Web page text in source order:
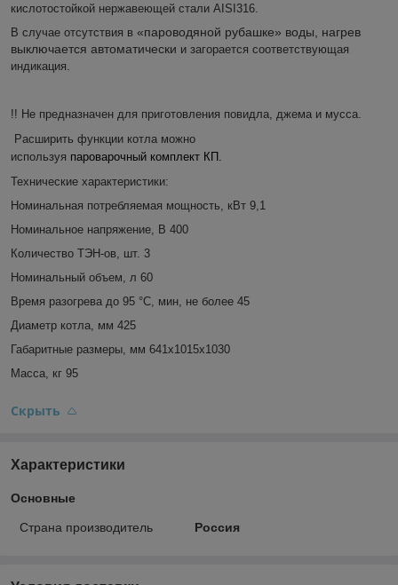
кислотостойкой нержавеющей стали AISI316.
В случае отсутствия в «пароводяной рубашке» воды, нагрев
выключается автоматически и загорается соответствующая
индикация
!! Не предназначен для приготовления повидла, джема и мусса.
Расширить функции котла можно
используя пароварочный комплект КП.
Технические характеристики:
Номинальная потребляемая мощность, кВт 9,1
Номинальное напряжение, В 400
Количество ТЭН-ов, шт. 3
Номинальный объем, л 60
Время разогрева до 95 °C, мин, не более 45
Диаметр котла, мм 425
Габаритные размеры, мм 641x1015x1030
Масса, кг 95
Скрыть
Характеристики
Основные
Страна производитель Россия